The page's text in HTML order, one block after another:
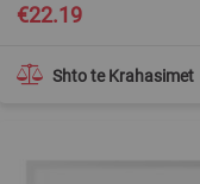
Shto te Krahasimet
€22.19